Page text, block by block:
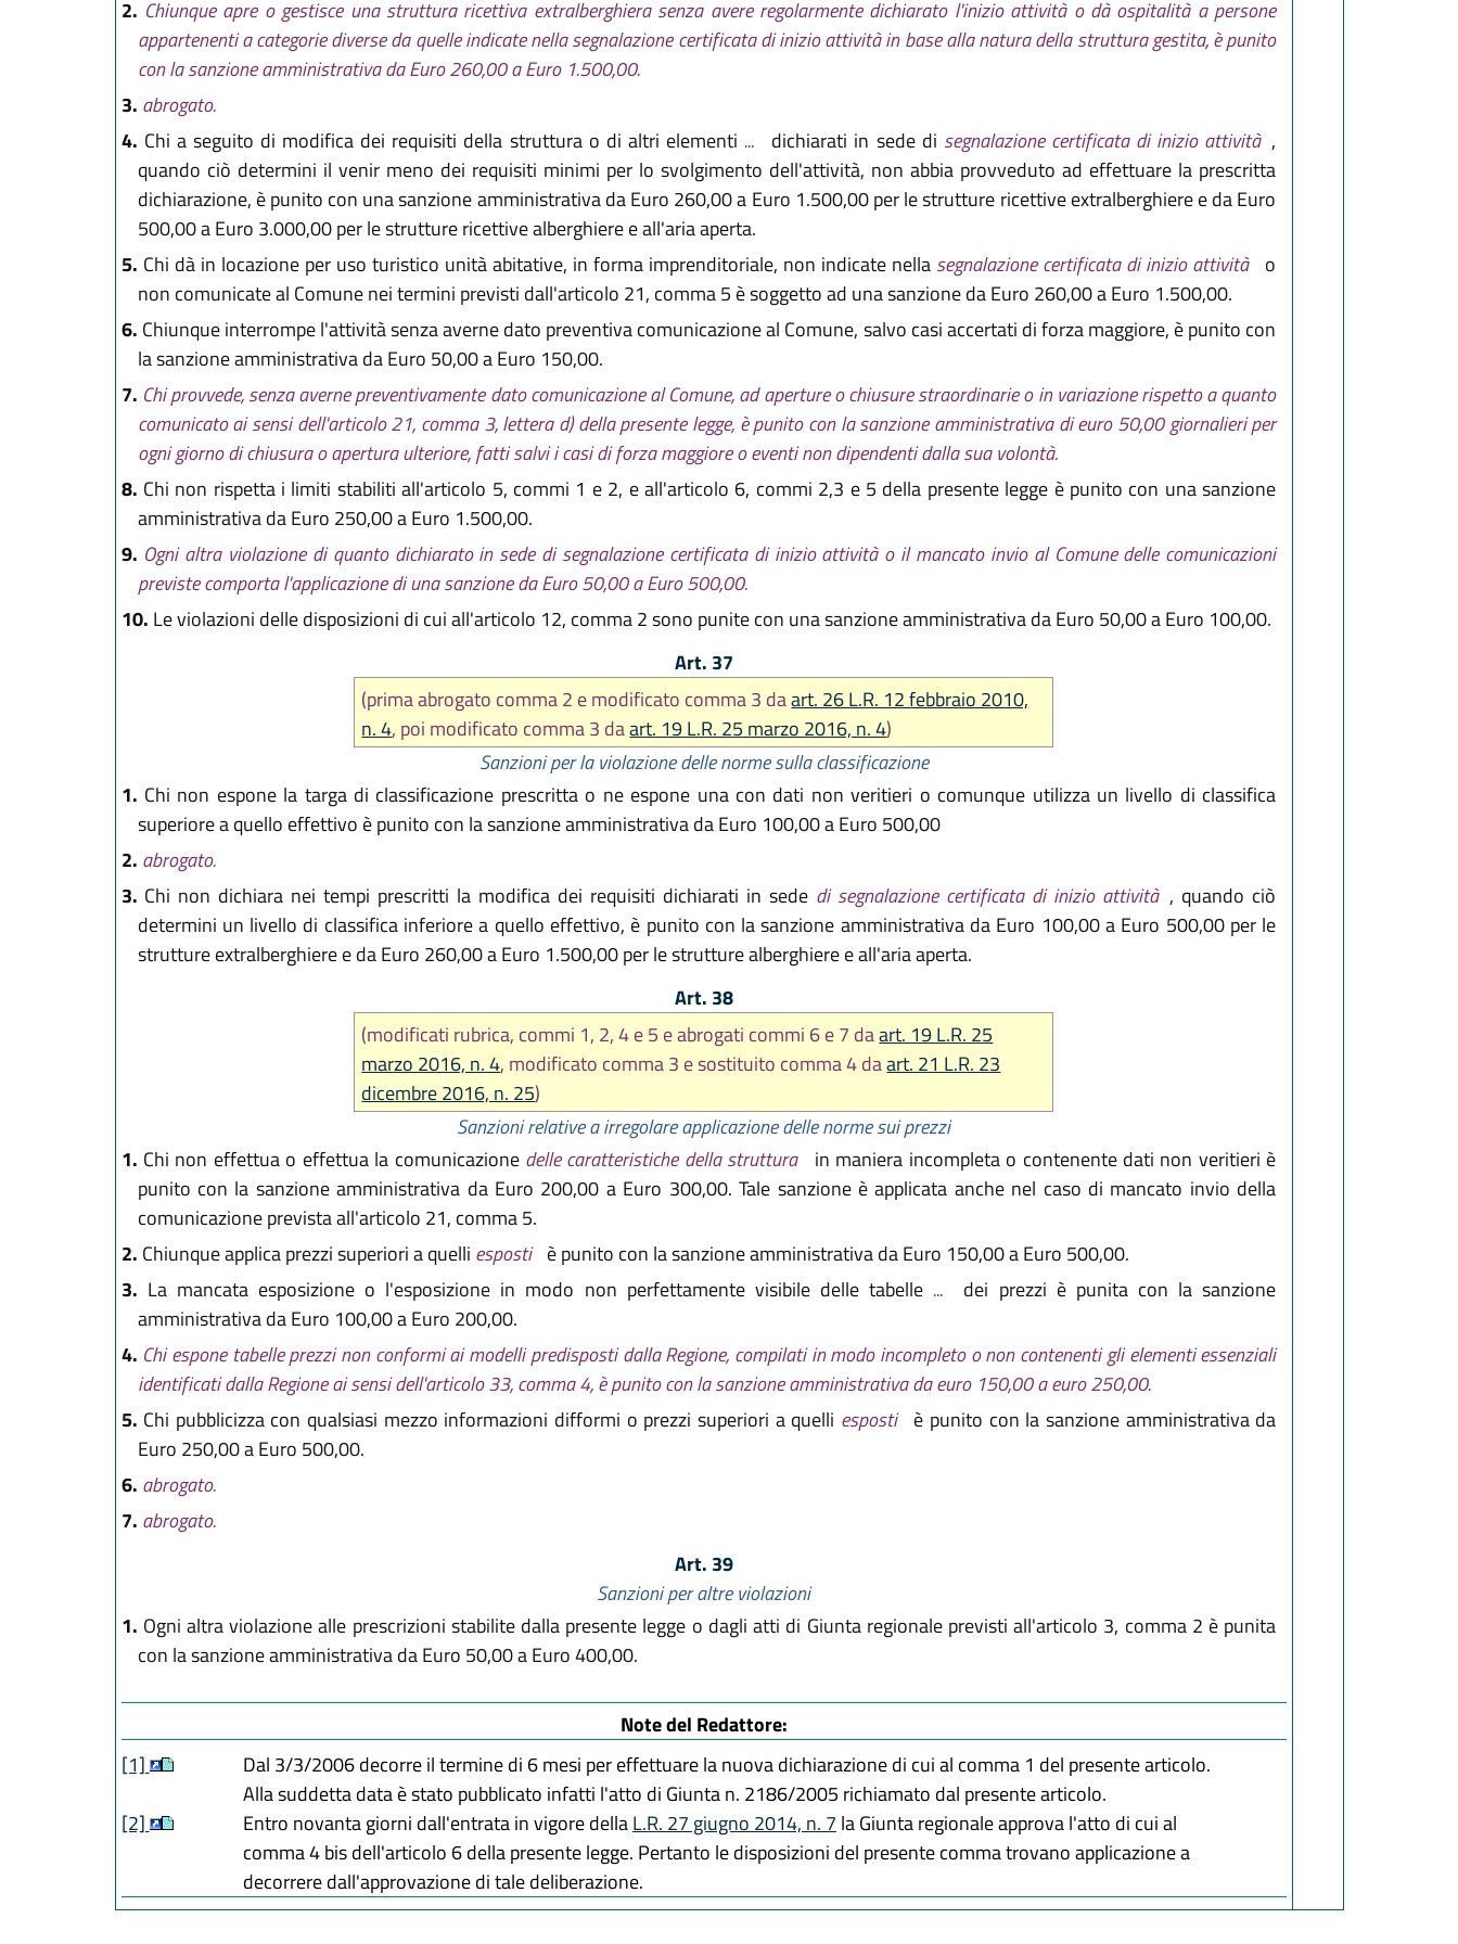
2. Chiunque apre o gestisce una struttura ricettiva extralberghiera senza avere regolarmente dichiarato l'inizio attività o dà ospitalità a persone
appartenenti a categorie diverse da quelle indicate nella segnalazione certificata di inizio attività in base alla natura della struttura gestita, è punito
con la sanzione amministrativa da Euro 260,00 a Euro 1.500,00.
3. abrogato.
4. Chi a seguito di modifica dei requisiti della struttura o di altri elementi ... dichiarati in sede di segnalazione certificata di inizio attività ,
quando ciò determini il venir meno dei requisiti minimi per lo svolgimento dell'attività, non abbia provveduto ad effettuare la prescritta
dichiarazione, è punito con una sanzione amministrativa da Euro 260,00 a Euro 1.500,00 per le strutture ricettive extralberghiere e da Euro
500,00 a Euro 3.000,00 per le strutture ricettive alberghiere e all'aria aperta.
5. Chi dà in locazione per uso turistico unità abitative, in forma imprenditoriale, non indicate nella segnalazione certificata di inizio attività o
non comunicate al Comune nei termini previsti dall'articolo 21, comma 5 è soggetto ad una sanzione da Euro 260,00 a Euro 1.500,00.
6. Chiunque interrompe l'attività senza averne dato preventiva comunicazione al Comune, salvo casi accertati di forza maggiore, è punito con
la sanzione amministrativa da Euro 50,00 a Euro 150,00.
7. Chi provvede, senza averne preventivamente dato comunicazione al Comune, ad aperture o chiusure straordinarie o in variazione rispetto a quanto
comunicato ai sensi dell'articolo 21, comma 3, lettera d) della presente legge, è punito con la sanzione amministrativa di euro 50,00 giornalieri per
ogni giorno di chiusura o apertura ulteriore, fatti salvi i casi di forza maggiore o eventi non dipendenti dalla sua volontà.
8. Chi non rispetta i limiti stabiliti all'articolo 5, commi 1 e 2, e all'articolo 6, commi 2,3 e 5 della presente legge è punito con una sanzione
amministrativa da Euro 250,00 a Euro 1.500,00.
9. Ogni altra violazione di quanto dichiarato in sede di segnalazione certificata di inizio attività o il mancato invio al Comune delle comunicazioni
previste comporta l'applicazione di una sanzione da Euro 50,00 a Euro 500,00.
10. Le violazioni delle disposizioni di cui all'articolo 12, comma 2 sono punite con una sanzione amministrativa da Euro 50,00 a Euro 100,00.
Art. 37
(prima abrogato comma 2 e modificato comma 3 daart. 26 L.R. 12 febbraio 2010,
n. 4, poi modificato comma 3 daart. 19 L.R. 25 marzo 2016, n. 4)
Sanzioni per la violazione delle norme sulla classificazione
1. Chi non espone la targa di classificazione prescritta o ne espone una con dati non veritieri o comunque utilizza un livello di classifica
superiore a quello effettivo è punito con la sanzione amministrativa da Euro 100,00 a Euro 500,00
2. abrogato.
3. Chi non dichiara nei tempi prescritti la modifica dei requisiti dichiarati in sede di segnalazione certificata di inizio attività , quando ciò
determini un livello di classifica inferiore a quello effettivo, è punito con la sanzione amministrativa da Euro 100,00 a Euro 500,00 per le
strutture extralberghiere e da Euro 260,00 a Euro 1.500,00 per le strutture alberghiere e all'aria aperta.
Art. 38
(modificati rubrica, commi 1, 2, 4 e 5 e abrogati commi 6 e 7 daart. 19 L.R. 25
marzo 2016, n. 4, modificato comma 3 e sostituito comma 4 daart. 21 L.R. 23
dicembre 2016, n. 25)
Sanzioni relative a irregolare applicazione delle norme sui prezzi
1. Chi non effettua o effettua la comunicazione delle caratteristiche della struttura
in maniera incompleta o contenente dati non veritieri è
punito con la sanzione amministrativa da Euro 200,00 a Euro 300,00. Tale sanzione è applicata anche nel caso di mancato invio della
comunicazione prevista all'articolo 21, comma 5.
2. Chiunque applica prezzi superiori a quelli esposti è punito con la sanzione amministrativa da Euro 150,00 a Euro 500,00.
3. La mancata esposizione o l'esposizione in modo non perfettamente visibile delle tabelle ...
dei prezzi è punita con la sanzione
amministrativa da Euro 100,00 a Euro 200,00.
4. Chi espone tabelle prezzi non conformi ai modelli predisposti dalla Regione, compilati in modo incompleto o non contenenti gli elementi essenziali
identificati dalla Regione ai sensi dell'articolo 33, comma 4, è punito con la sanzione amministrativa da euro 150,00 a euro 250,00.
5. Chi pubblicizza con qualsiasi mezzo informazioni difformi o prezzi superiori a quelli esposti
è punito con la sanzione amministrativa da
Euro 250,00 a Euro 500,00.
6. abrogato.
7. abrogato.
Art. 39
Sanzioni per altre violazioni
1. Ogni altra violazione alle prescrizioni stabilite dalla presente legge o dagli atti di Giunta regionale previsti all'articolo 3, comma 2 è punita
con la sanzione amministrativa da Euro 50,00 a Euro 400,00.
Note del Redattore:
[1]
Dal 3/3/2006 decorre il termine di 6 mesi per effettuare la nuova dichiarazione di cui al comma 1 del presente articolo.
Alla suddetta data è stato pubblicato infatti l'atto di Giunta n. 2186/2005 richiamato dal presente articolo.
[2]
Entro novanta giorni dall'entrata in vigore dellaL.R. 27 giugno 2014, n. 7 la Giunta regionale approva l'atto di cui al
comma 4 bis dell'articolo 6 della presente legge. Pertanto le disposizioni del presente comma trovano applicazione a
decorrere dall'approvazione di tale deliberazione.